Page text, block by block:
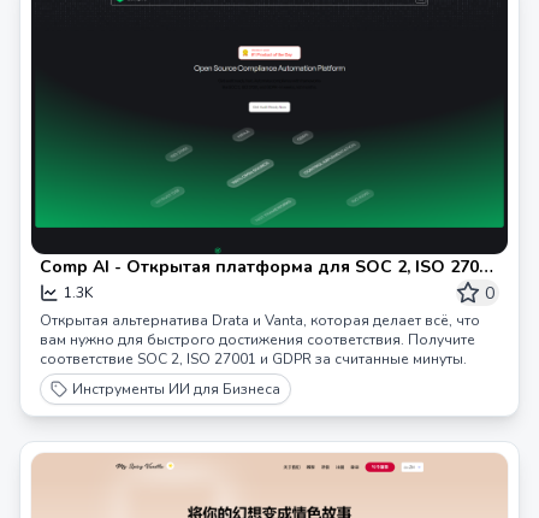
Comp AI - Открытая платформа для SOC 2, ISO 27001
и GDPR
1.3K 0
Открытая альтернатива Drata и Vanta, которая делает всё, что
вам нужно для быстрого достижения соответствия. Получите
соответствие SOC 2, ISO 27001 и GDPR за считанные минуты.
Инструменты ИИ для Бизнеса